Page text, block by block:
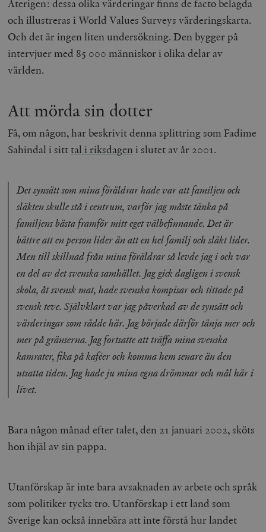
Återigen: dessa olika värderingar finns de facto belagda
och illustreras i World Values Surveys värderingskarta.
Och det är ingen liten undersökning. Den bygger på
intervjuer med 85 000 människor i olika delar av
världen.
Att mörda sin dotter
Få, om någon, har beskrivit denna splittring som Fadime
Sahindal i sitt tal i riksdageni slutet av år 2001.
Det synsätt som mina föräldrar hade var att familjen och
släkten skulle stå i centrum, varför jag måste tänka på
familjens bästa framför mitt eget välbefinnande. Det är
bättre att en person lider än att en hel familj och släkt lider.
Men till skillnad från mina föräldrar så levde jag i och var
en del av det svenska samhället. Jag gick dagligen i svensk
skola, åt svensk mat, hade svenska kompisar och tittade på
svensk teve. Självklart var jag påverkad av de synsätt och
värderingar som rådde här. Jag började därför tänja mer och
mer på gränserna. Jag fortsatte att träffa mina svenska
kamrater, fika på kaféer och komma hem senare än den
utsatta tiden. Jag hade ju mina egna drömmar och mål här i
livet.
Bara någon månad efter talet, den 21 januari 2002, sköts
hon ihjäl av sin pappa.
Utanförskap är inte bara avsaknaden av arbete och språk
som politiker tycks tro. Utanförskap i ett land som
Sverige kan också innebära att inte förstå hur landet
Strikt nödvändiga kakor tillåter
kärnwebbplatsfunktioner som användarinloggning
och kontohantering. Webbplatsen kan inte användas
ordentligt utan strikt nödvändiga cookies.
Namn
Leverantör
_hjFirstSeen
Hotjar Ltd
woocommerce_items_in_cart
Automattic
timbro.se
wp_woocommerce_session_[abcdef0123456789]
{32}
__cf_bm
Cloudflare
.myfonts.net